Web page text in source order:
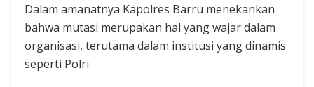
Dalam amanatnya Kapolres Barru menekankan
bahwa mutasi merupakan hal yang wajar dalam
organisasi, terutama dalam institusi yang dinamis
seperti Polri.